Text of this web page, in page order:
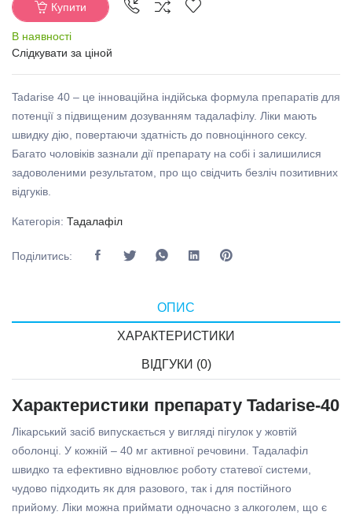
Купити
В наявності
Слідкувати за ціной
Tadarise 40 – це інноваційна індійська формула препаратів для
потенції з підвищеним дозуванням тадалафілу. Ліки мають
швидку дію, повертаючи здатність до повноцінного сексу.
Багато чоловіків зазнали дії препарату на собі і залишилися
задоволеними результатом, про що свідчить безліч позитивних
відгуків.
Категорія: Тадалафіл
Поділитись:
ОПИС
ХАРАКТЕРИСТИКИ
ВІДГУКИ (0)
Характеристики препарату Tadarise-40
Лікарський засіб випускається у вигляді пігулок у жовтій
оболонці. У кожній – 40 мг активної речовини. Тадалафіл
швидко та ефективно відновлює роботу статевої системи,
чудово підходить як для разового, так і для постійного
прийому. Ліки можна приймати одночасно з алкоголем, що є